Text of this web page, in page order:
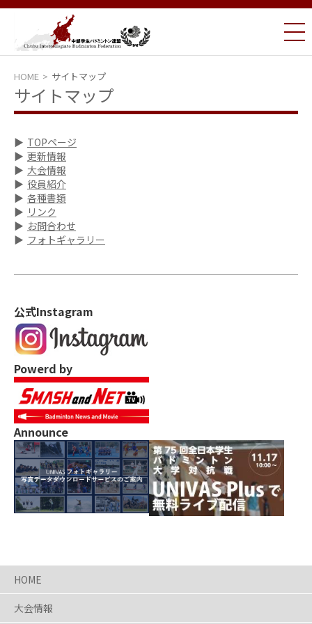
HOME サイトマップ
サイトマップ
TOPページ
更新情報
大会情報
役員紹介
各種書類
リンク
お問合わせ
フォトギャラリー
公式Instagram
Powerd by
Announce
HOME
大会情報